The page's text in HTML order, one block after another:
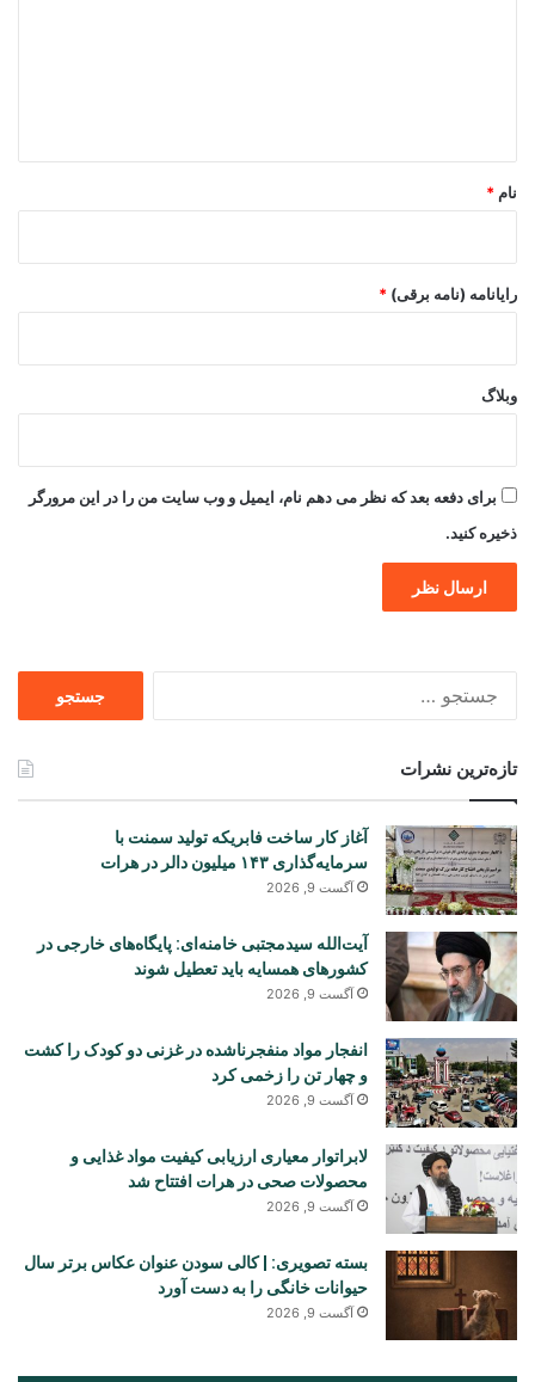
نام *
رایانامه (نامه برقی) *
وبلاگ
برای دفعه بعد که نظر می دهم نام، ایمیل و وب سایت من را در این مرورگر
ذخیره کنید.
تازه‌ترین نشرات
آغاز کار ساخت فابریکه تولید سمنت با
سرمایه‌گذاری ۱۴۳ میلیون دالر در هرات
آگست 9, 2026
آیت‌الله سیدمجتبی خامنه‌ای: پایگاه‌های خارجی در
کشورهای همسایه باید تعطیل شوند
آگست 9, 2026
انفجار مواد منفجرناشده در غزنی دو کودک را کشت
و چهار تن را زخمی کرد
آگست 9, 2026
لابراتوار معیاری ارزیابی کیفیت مواد غذایی و
محصولات صحی در هرات افتتاح شد
آگست 9, 2026
بسته تصویری: | کالی سودن عنوان عکاس برتر سال
حیوانات خانگی را به دست آورد
آگست 9, 2026